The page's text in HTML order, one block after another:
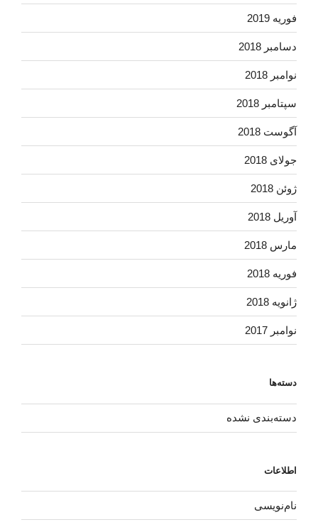
فوریه 2019
دسامبر 2018
نوامبر 2018
سپتامبر 2018
آگوست 2018
جولای 2018
ژوئن 2018
آوریل 2018
مارس 2018
فوریه 2018
ژانویه 2018
نوامبر 2017
دسته‌ها
دسته‌بندی نشده
اطلاعات
نام‌نویسی